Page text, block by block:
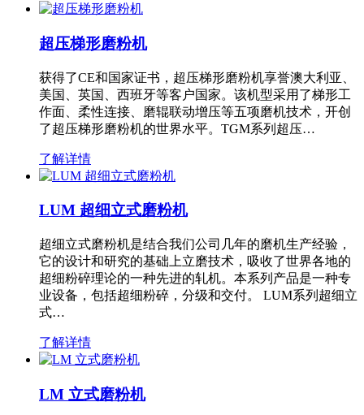
超压梯形磨粉机
获得了CE和国家证书，超压梯形磨粉机享誉澳大利亚、
美国、英国、西班牙等客户国家。该机型采用了梯形工
作面、柔性连接、磨辊联动增压等五项磨机技术，开创
了超压梯形磨粉机的世界水平。TGM系列超压…
了解详情
LUM 超细立式磨粉机
超细立式磨粉机是结合我们公司几年的磨机生产经验，
它的设计和研究的基础上立磨技术，吸收了世界各地的
超细粉碎理论的一种先进的轧机。本系列产品是一种专
业设备，包括超细粉碎，分级和交付。 LUM系列超细立
式…
了解详情
LM 立式磨粉机